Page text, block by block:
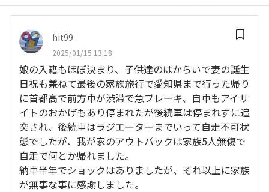
検索
hit99
2025/01/15 13:18
娘の入籍もほぼ決まり、子供達のはからいで妻の誕生
日祝も兼ねて最後の家族旅行で愛知県まで行った帰り
に首都高で前方車が渋滞で急ブレーキ、自車もアイサ
イトのおかげもあり停まれたが後続車は停まれずに追
突され、後続車はラジエーターまでいって自走不可状
態でしたが、我が家のアウトバックは家族5人無傷で
自走で何とか帰れました。
納車半年でショックはありましたが、それ以上に家族
が無事な事に感謝しました。